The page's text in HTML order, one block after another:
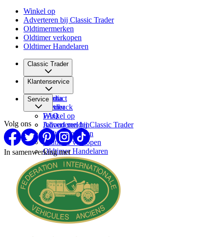
Winkel op
Adverteren bij Classic Trader
Oldtimermerken
Oldtimer verkopen
Oldtimer Handelaren
Classic Trader
Over ons
Vacatures
Media
Partner
Klantenservice
Contact
Feedback
FAQ
Inhoud melden
Service
Winkel op
Adverteren bij Classic Trader
Oldtimermerken
Oldtimer verkopen
Oldtimer Handelaren
Volg ons
In samenwerking met